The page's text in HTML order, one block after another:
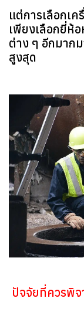
แต่การเลือกเ
เพียงเลือกยี่ห้
ต่าง ๆ อีกมาก
สูงสุด
ปัจจัยที่ควรพิจ